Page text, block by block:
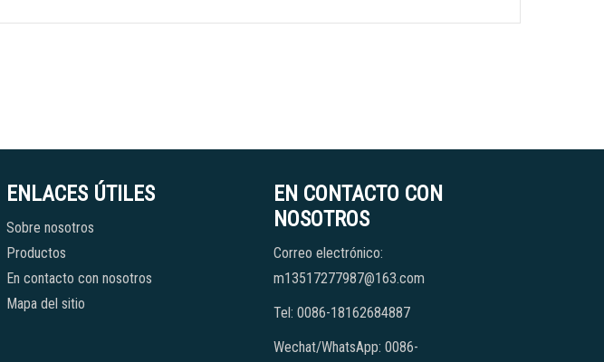
ENLACES ÚTILES
Sobre nosotros
Productos
En contacto con nosotros
Mapa del sitio
EN CONTACTO CON
NOSOTROS
Correo electrónico:
m13517277987@163.com
Tel: 0086-18162684887
Wechat/WhatsApp: 0086-